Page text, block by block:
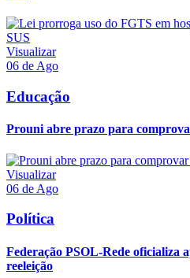
Visualizar
06 de Ago
Educação
Prouni abre prazo para
Visualizar
06 de Ago
Política
Federação PSOL-Rede oficializa
reeleição